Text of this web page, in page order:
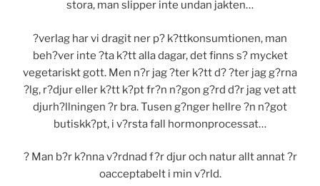
stora, man slipper inte undan jakten…
?verlag har vi dragit ner p? k?ttkonsumtionen, man
beh?ver inte ?ta k?tt alla dagar, det finns s? mycket
vegetariskt gott. Men n?r jag ?ter k?tt d? ?ter jag g?rna
?lg, r?djur eller k?tt k?pt fr?n n?gon g?rd d?r jag vet att
djurh?llningen ?r bra. Tusen g?nger hellre ?n n?got
butiskk?pt, i v?rsta fall hormonprocessat…
? Man b?r k?nna v?rdnad f?r djur och natur allt annat ?r
oacceptabelt i min v?rld.